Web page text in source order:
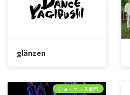
glänzen
ショーケース部門